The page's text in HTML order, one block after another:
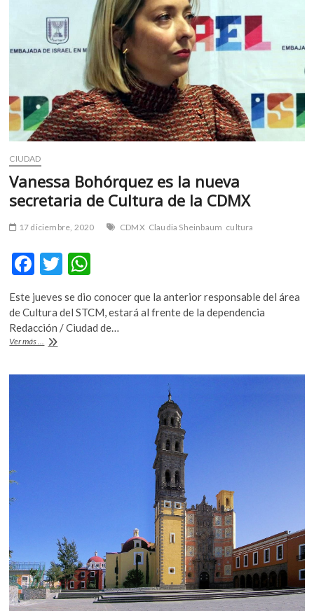
rojo;
Cultura
informa
sobre
actividades
presenciales
CIUDAD
Vanessa Bohórquez es la nueva
secretaria de Cultura de la CDMX
17 diciembre, 2020 CDMX Claudia Sheinbaum cultura
F
e
b
o
o
T
itt
er
at
s
p
Este jueves se dio conocer que la anterior responsable del área
de Cultura del STCM, estará al frente de la dependencia
Redacción / Ciudad de…
Ver más ...
Vanessa
la